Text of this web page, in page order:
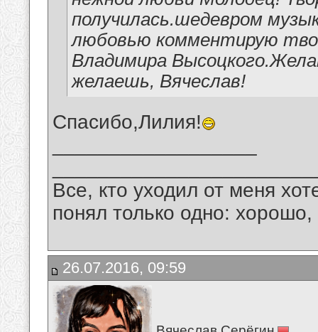
получилась.шедевром
любовью комментирую
Владимира
желаешь, Вячеслав!
Спасибо,Лилия!
Все, кто уходил от меня
понял только одно:
26.07.2016, 09:59